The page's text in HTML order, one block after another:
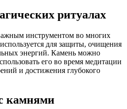
ритуалах
инструментом во многих
для защиты, очищения
энергий. Камень можно
его во время медитации
и достижения глубокого
камнями